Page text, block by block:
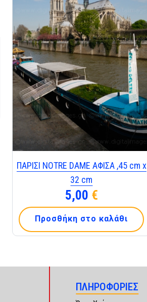
ΠΑΡΙΣΙ NOTRE DAME ΑΦΙΣΑ ,45 cm x
32 cm
5,00 €
Προσθήκη στο καλάθι
ΠΛΗΡΟΦΟΡΙΕΣ